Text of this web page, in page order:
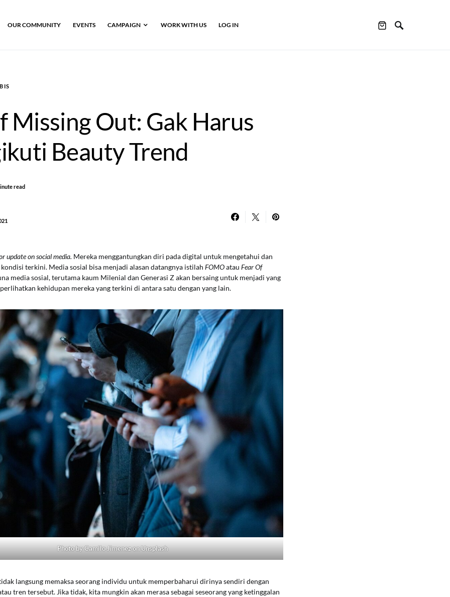
OUR COMMUNITY EVENTS CAMPAIGN WORK WITH US LOG IN
Missing Out: Gak Harus
Beauty Trend
read
update on social media. Mereka menggantungkan diri pada digital untuk mengetahui dan
terkini. Media sosial bisa menjadi alasan datangnya istilah FOMOatau Fear Of
media sosial, terutama kaum Milenial dan Generasi Z akan bersaing untuk menjadi yang
kehidupan mereka yang terkini di antara satu dengan yang lain.
Photo by Camilo Jimenez on Unsplash
langsung memaksa seorang individu untuk memperbaharui dirinya sendiri dengan
tren tersebut. Jika tidak, kita mungkin akan merasa sebagai seseorang yang ketinggalan